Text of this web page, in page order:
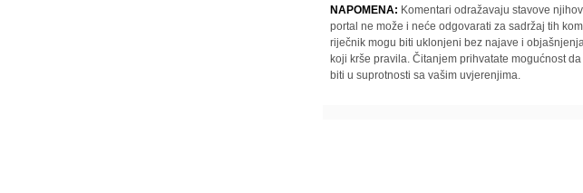
NAPOMENA: Komentari odražavaju stavove
portal ne može i neće odgovarati za sadržaj tih
riječnik mogu biti uklonjeni bez najave i
koji krše pravila. Čitanjem prihvatate mogućnost
biti u suprotnosti sa vašim uvjerenjima.